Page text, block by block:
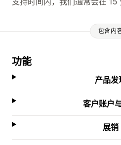
包含内
功能
产品发
客户账户
展销